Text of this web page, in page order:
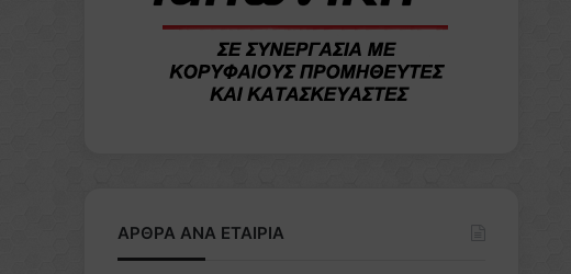
ΑΡΘΡΑ ΑΝΑ ΕΤΑΙΡΙΑ